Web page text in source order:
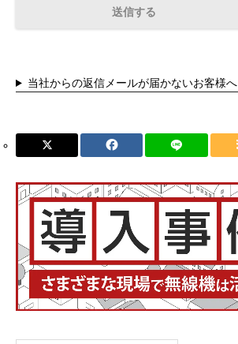
当社からの返信メールが届かないお客様へ